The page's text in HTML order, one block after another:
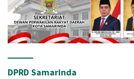
DPRD Samarinda